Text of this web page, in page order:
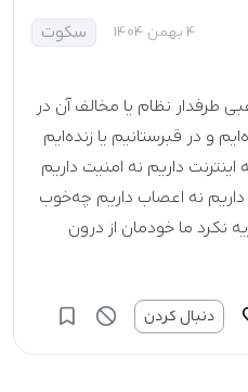
4 بهمن 1404 سکوت
طرفدار نظام یا مخالف آن در
و در قبرستانیم یا زنده‌ایم
داریم نه امنیت داریم
نه اعصاب داریم چه‌خوب
نکرد ما خودمان از درون
دنبال کردن